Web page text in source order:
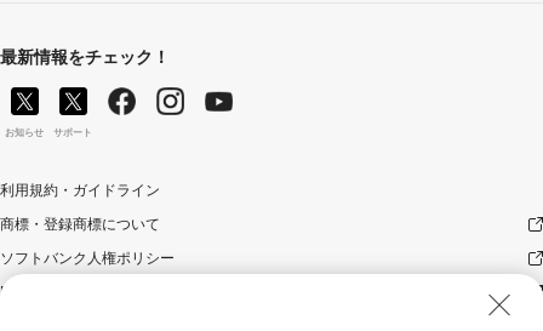
最新情報をチェック！
お知らせ サポート
利用規約・ガイドライン
商標・登録商標について
ソフトバンク人権ポリシー
PayPay Code of Ethics & Business Conduct